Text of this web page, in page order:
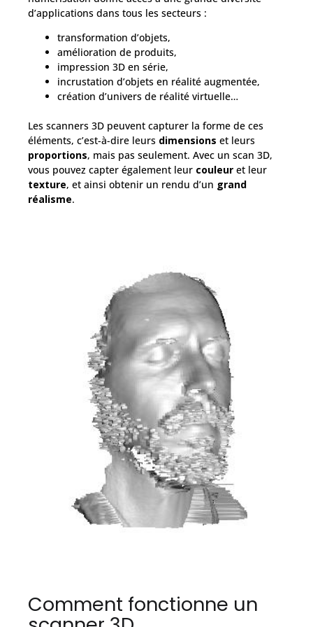
d’applications dans tous les secteurs :
transformation d’objets,
amélioration de produits,
impression 3D en série,
incrustation d’objets en réalité augmentée,
création d’univers de réalité virtuelle…
Les scanners 3D peuvent capturer la forme de ces
éléments, c’est-à-dire leurs dimensions et leurs
proportions, mais pas seulement. Avec un scan 3D,
vous pouvez capter également leur couleur et leur
texture, et ainsi obtenir un rendu d’un grand
réalisme.
Comment fonctionne un